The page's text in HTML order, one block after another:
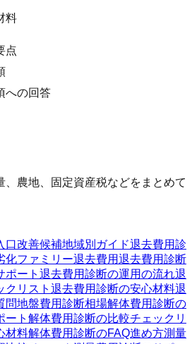
料
点
への回答
、農地、固定資産税などをまとめて
口改善候補地域別ガイド退去費用診
化ファミリー退去費用退去費用診断
ポート 退去費用診断の運用の流れ退
クリスト 退去費用診断の安心材料退
問地盤費用診断相場解体費用診断の
ート 解体費用診断の比較チェックリ
材料解体費用診断のFAQ進め方測量